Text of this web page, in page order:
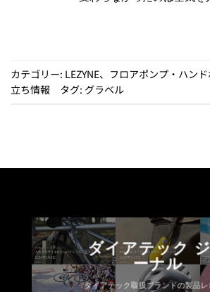
カテゴリー: LEZYNE、 フロアポンプ・ハン
立ち情報 タグ: グラベル
ダイアテック
ーナル
ダイアテック取扱ブランドの製品レ